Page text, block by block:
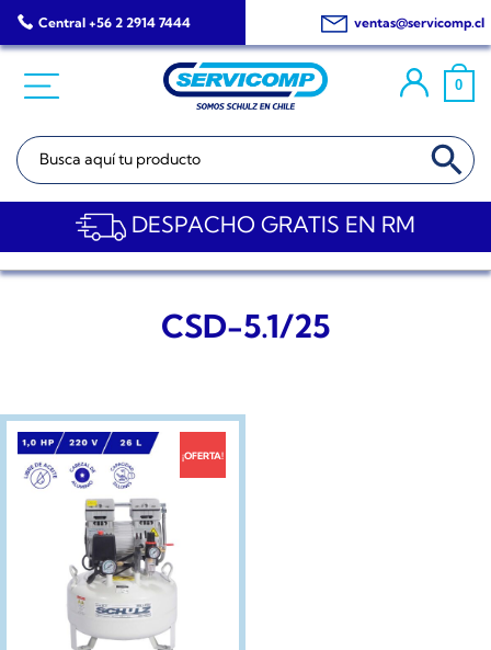
Saltar
al
Central +56 2 2914 7444 ventas@servicomp.cl
0
Buscar: BOTÓN DE
DESPACHO GRATIS EN RM
CSD-5.1/25
¡OFERTA!